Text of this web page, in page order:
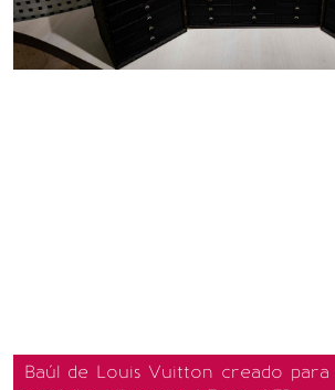
Baúl de Louis Vuitton creado para